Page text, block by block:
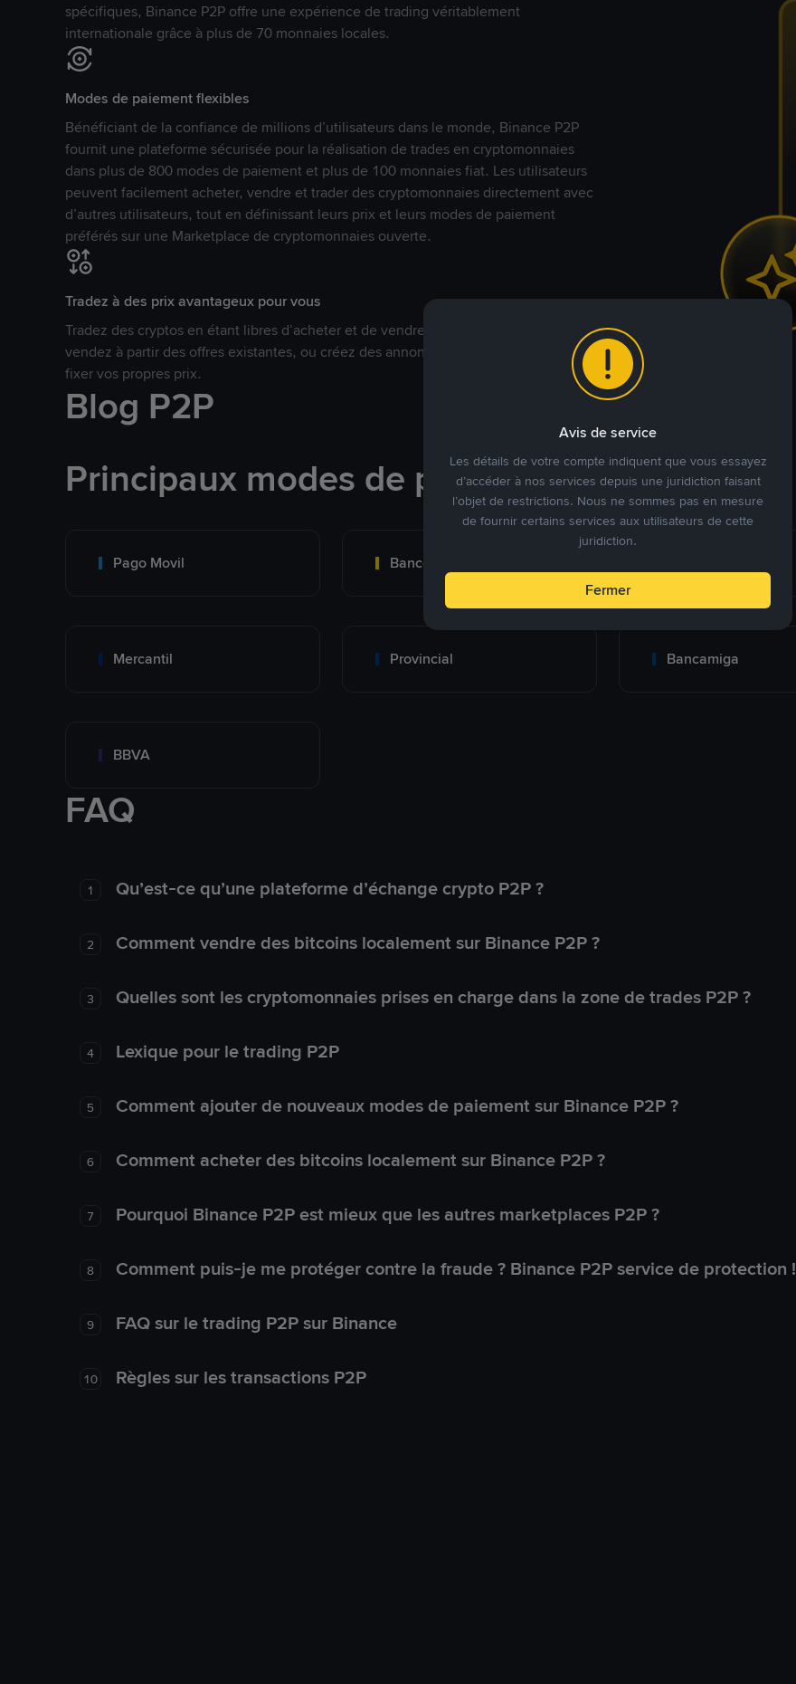
spécifiques, Binance P2P offre une expérience de trading véritablement
internationale grâce à plus de 70 monnaies locales.
Modes de paiement flexibles
Bénéficiant de la confiance de millions d’utilisateurs dans le monde, Binance P2P
fournit une plateforme sécurisée pour la réalisation de trades en cryptomonnaies
dans plus de 800 modes de paiement et plus de 100 monnaies fiat. Les utilisateurs
peuvent facilement acheter, vendre et trader des cryptomonnaies directement avec
d’autres utilisateurs, tout en définissant leurs prix et leurs modes de paiement
préférés sur une Marketplace de cryptomonnaies ouverte.
Tradez à des prix avantageux pour vous
Tradez des cryptos en étant libres d’acheter et de vendre à votre prix. Achetez ou
vendez à partir des offres existantes, ou créez des annonces commerciales pour
fixer vos propres prix.
Blog P2P
Principaux modes de paiement
Pago Movil Banco de Venezuela
Mercantil Provincial Bancamiga
BBVA
FAQ
1 Qu’est-ce qu’une plateforme d’échange crypto P2P ?
2 Comment vendre des bitcoins localement sur Binance P2P ?
3 Quelles sont les cryptomonnaies prises en charge dans la zone de trades P2P ?
4 Lexique pour le trading P2P
5 Comment ajouter de nouveaux modes de paiement sur Binance P2P ?
6 Comment acheter des bitcoins localement sur Binance P2P ?
7 Pourquoi Binance P2P est mieux que les autres marketplaces P2P ?
8 Comment puis-je me protéger contre la fraude ? Binance P2P service de protection !
9 FAQ sur le trading P2P sur Binance
10 Règles sur les transactions P2P
Avis de service
Les détails de votre compte indiquent que vous essayez
d’accéder à nos services depuis une juridiction faisant
l’objet de restrictions. Nous ne sommes pas en mesure
de fournir certains services aux utilisateurs de cette
juridiction.
Fermer